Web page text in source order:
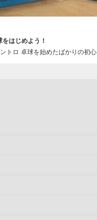
はじめよう！
ロ 卓球を始めたばかりの初心